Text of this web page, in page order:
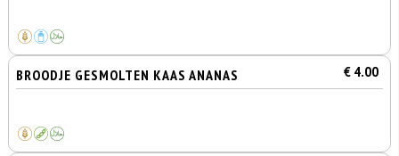
BROODJE GESMOLTEN KAAS ANANAS € 4.00